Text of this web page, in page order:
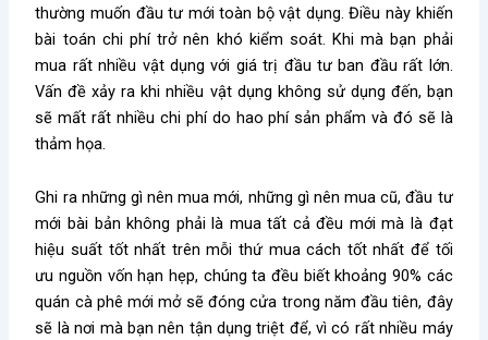
thường muốn đầu tư mới toàn bộ vật dụng. Điều này khiến
bài toán chi phí trở nên khó kiểm soát. Khi mà bạn phải
mua rất nhiều vật dụng với giá trị đầu tư ban đầu rất lớn.
Vấn đề xảy ra khi nhiều vật dụng không sử dụng đến, bạn
sẽ mất rất nhiều chi phí do hao phí sản phẩm và đó sẽ là
thảm họa.
Ghi ra những gì nên mua mới, những gì nên mua cũ, đầu tư
mới bài bản không phải là mua tất cả đều mới mà là đạt
hiệu suất tốt nhất trên mỗi thứ mua cách tốt nhất để tối
ưu nguồn vốn hạn hẹp, chúng ta đều biết khoảng 90% các
quán cà phê mới mở sẽ đóng cửa trong năm đầu tiên, đây
sẽ là nơi mà bạn nên tận dụng triệt để, vì có rất nhiều máy